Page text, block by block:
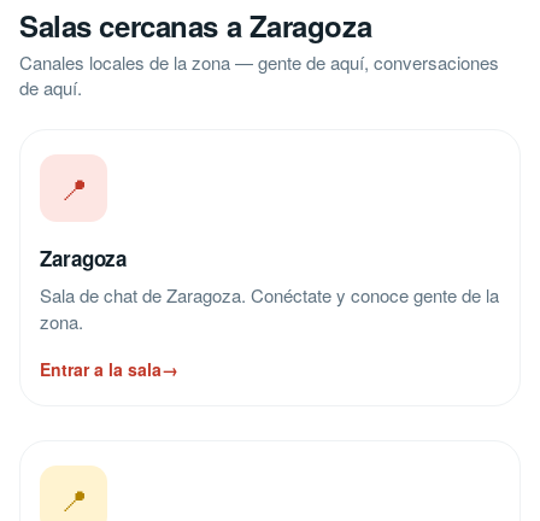
Salas cercanas a Zaragoza
Canales locales de la zona — gente de aquí, conversaciones
de aquí.
📍
Zaragoza
Sala de chat de Zaragoza. Conéctate y conoce gente de la
zona.
Entrar a la sala→
📍